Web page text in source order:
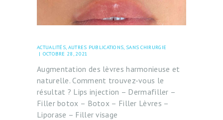
ACTUALITÉS, AUTRES PUBLICATIONS, SANS CHIRURGIE
OCTOBRE 28, 2021
Augmentation des lèvres harmonieuse et
naturelle. Comment trouvez-vous le
résultat ? Lips injection – Dermafiller –
Filler botox – Botox – Filler Lèvres –
Liporase – Filler visage